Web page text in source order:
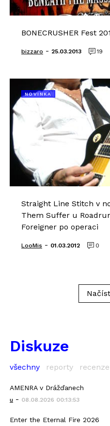
BONECRUSHER Fest
bizzaro - 25.03.2013 19
NOVINKA
Straight Line Stitch v
Them Suffer u
Foreigner po operaci
LooMis - 01.03.2012 0
Diskuze
všechny reporty recenze
AMENRA v Drážďanech
u - 08.08.2026 00:13:53
Enter the Eternal Fire 2026